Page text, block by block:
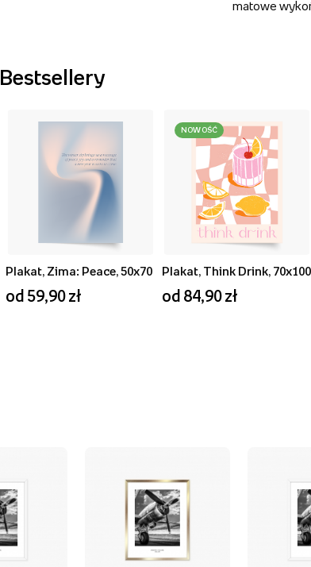
matowe
Bestsellery
Plakat, Zima: Peace, 50x70
od 59,90 zł
NOWOŚĆ
Plakat, Think Drink, 70x100
od 84,90 zł